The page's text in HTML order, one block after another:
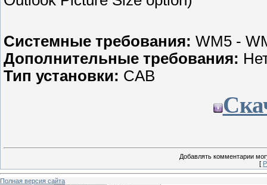
Системные требования: WM5 -
Дополнительные требования:
Тип установки: CAB
Добавлять комментарии
[
Полная версия сайта